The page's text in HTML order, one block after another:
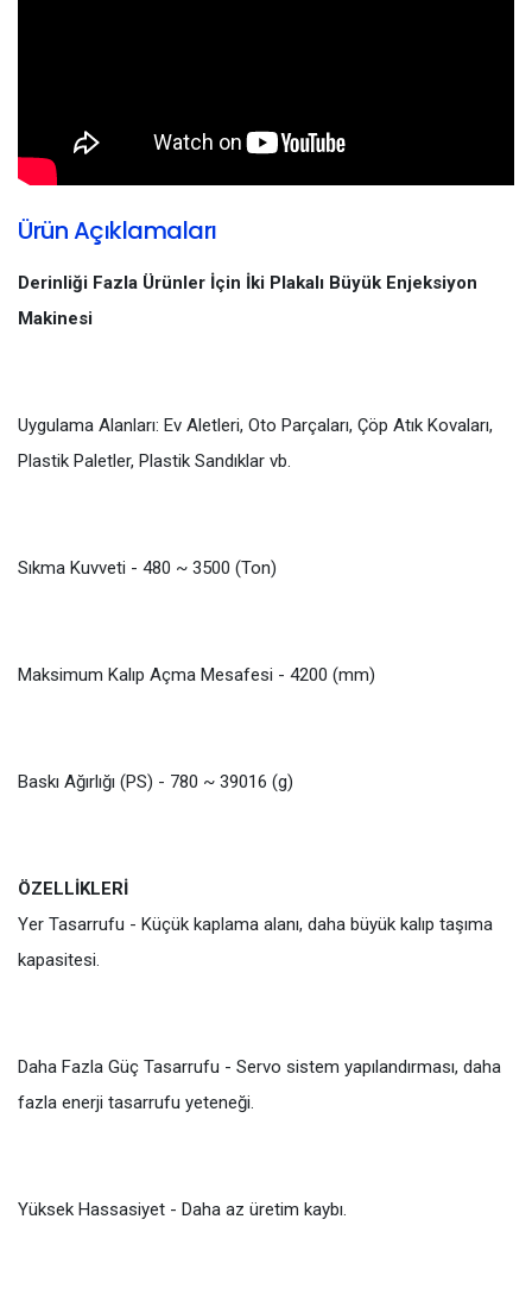
Ürün Açıklamaları
Derinliği Fazla Ürünler İçin İki Plakalı Büyük Enjeksiyon
Makinesi
Uygulama Alanları: Ev Aletleri, Oto Parçaları, Çöp Atık Kovaları,
Plastik Paletler, Plastik Sandıklar vb.
Sıkma Kuvveti - 480 ~ 3500 (Ton)
Maksimum Kalıp Açma Mesafesi - 4200 (mm)
Baskı Ağırlığı (PS) - 780 ~ 39016 (g)
ÖZELLİKLERİ
Yer Tasarrufu - Küçük kaplama alanı, daha büyük kalıp taşıma
kapasitesi.
Daha Fazla Güç Tasarrufu - Servo sistem yapılandırması, daha
fazla enerji tasarrufu yeteneği.
Yüksek Hassasiyet - Daha az üretim kaybı.